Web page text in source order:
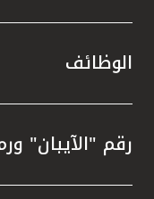
الوظائف
رقم "الآيبان"